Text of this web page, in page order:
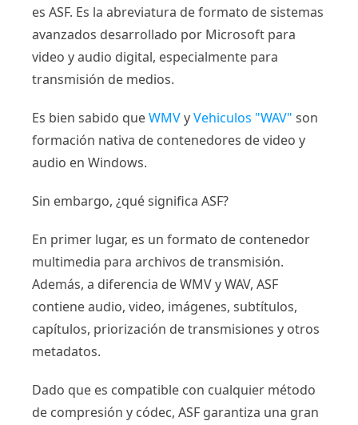
es ASF. Es la abreviatura de formato de sistemas
avanzados desarrollado por Microsoft para
video y audio digital, especialmente para
transmisión de medios.
Es bien sabido queWMVyVehiculos "WAV" son
formación nativa de contenedores de video y
audio en Windows.
Sin embargo, ¿qué significa ASF?
En primer lugar, es un formato de contenedor
multimedia para archivos de transmisión.
Además, a diferencia de WMV y WAV, ASF
contiene audio, video, imágenes, subtítulos,
capítulos, priorización de transmisiones y otros
metadatos.
Dado que es compatible con cualquier método
de compresión y códec, ASF garantiza una gran